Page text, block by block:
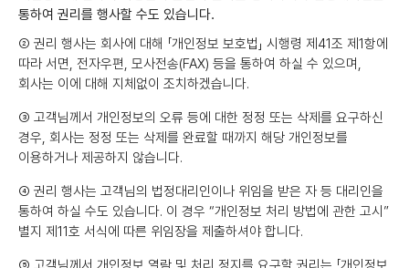
통하여 권리를 행사할 수도 있습니다.
② 권리 행사는 회사에 대해 「개인정보 보호법」 시행령 제41조 제1항에
따라 서면, 전자우편, 모사전송(FAX) 등을 통하여 하실 수 있으며,
회사는 이에 대해 지체없이 조치하겠습니다.
③ 고객님께서 개인정보의 오류 등에 대한 정정 또는 삭제를 요구하신
경우, 회사는 정정 또는 삭제를 완료할 때까지 해당 개인정보를
이용하거나 제공하지 않습니다.
④ 권리 행사는 고객님의 법정대리인이나 위임을 받은 자 등 대리인을
통하여 하실 수도 있습니다. 이 경우 “개인정보 처리 방법에 관한 고시”
별지 제11호 서식에 따른 위임장을 제출하셔야 합니다.